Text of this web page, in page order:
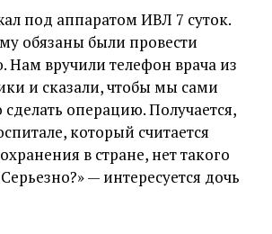
под аппаратом ИВЛ 7 суток.
обязаны были провести
Нам вручили телефон врача из
и сказали, чтобы мы сами
сделать операцию. Получается,
который считается
в стране, нет такого
— интересуется дочь